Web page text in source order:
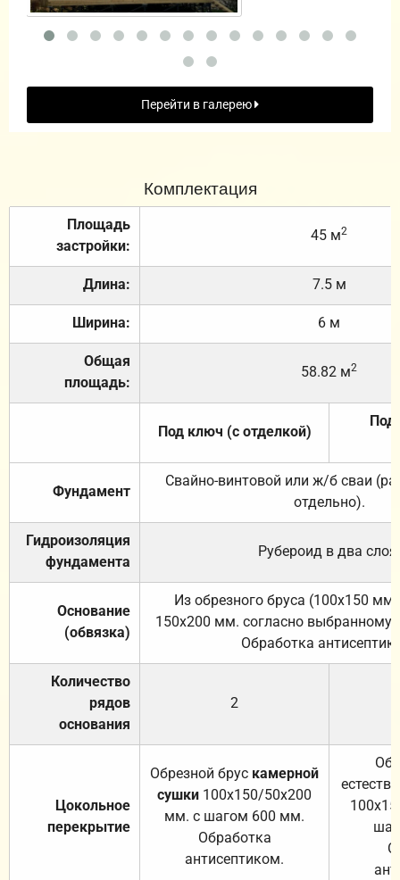
Перейти в галерею
Комплектация
Площадь
застройки:
45 м2
Длина: 7.5 м
Ширина: 6 м
Общая
площадь:
58.82 м2
Под ключ (с отделкой)
Под
Фундамент
Свайно-винтовой или ж/б сваи
отдельно).
Гидроизоляция
фундамента
Рубероид в два слоя.
Основание
(обвязка)
Из обрезного бруса (100х150
150х200 мм. согласно выбранному
Обработка
Количество
рядов
основания
2
Цокольное
перекрытие
Обрезной брус камерной
сушки 100х150/50х200
мм. с шагом 600 мм.
Обработка
антисептиком.